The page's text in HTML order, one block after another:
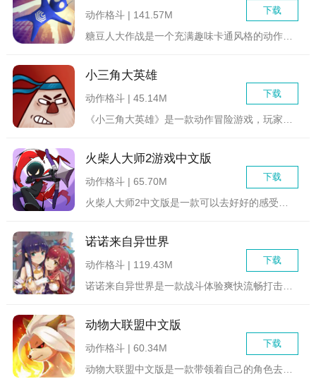
下载
动作格斗 | 141.57M
小三角大英雄
下载
动作格斗 | 45.14M
火柴人大师2游戏中文版
下载
动作格斗 | 65.70M
诺诺来自异世界
下载
动作格斗 | 119.43M
动物大联盟中文版
下载
动作格斗 | 60.34M